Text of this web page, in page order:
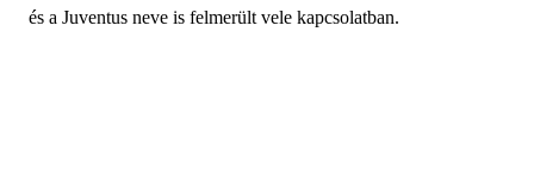
és a Juventus neve is felmerült vele kapcsolatban.